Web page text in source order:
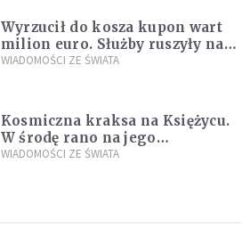
Wyrzucił do kosza kupon wart
milion euro. Służby ruszyły na
poszukiwania
WIADOMOŚCI ZE ŚWIATA
Kosmiczna kraksa na Księżycu.
W środę rano na jego
powierzchni dojdzie do
WIADOMOŚCI ZE ŚWIATA